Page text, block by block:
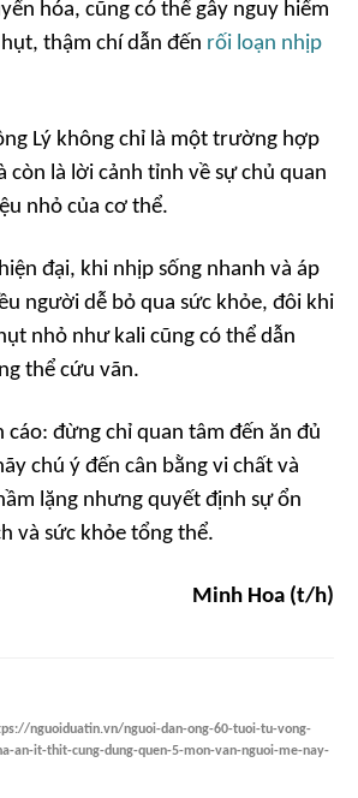
hóa, cũng có thể gây nguy hiểm
thậm chí dẫn đến rối loạn nhịp
Lý không chỉ là một trường hợp
còn là lời cảnh tỉnh về sự chủ quan
nhỏ của cơ thể.
đại, khi nhịp sống nhanh và áp
người dễ bỏ qua sức khỏe, đôi khi
nhỏ như kali cũng có thể dẫn
thể cứu vãn.
cáo: đừng chỉ quan tâm đến ăn đủ
chú ý đến cân bằng vi chất và
lặng nhưng quyết định sự ổn
và sức khỏe tổng thể.
Minh Hoa (t/h)
nguoiduatin.vn/nguoi-dan-ong-60-tuoi-tu-vong-
an-it-thit-cung-dung-quen-5-mon-van-nguoi-me-nay-